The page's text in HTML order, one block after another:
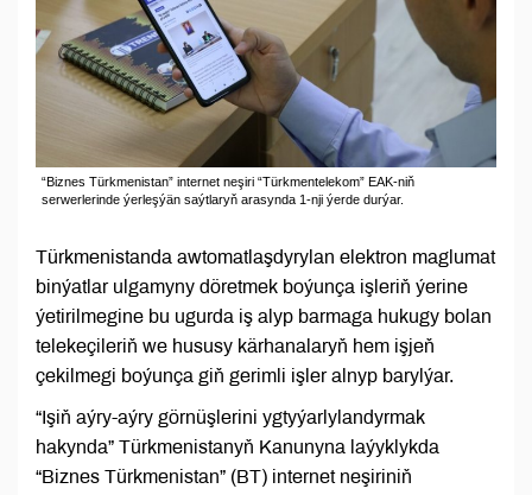
“Biznes Türkmenistan” internet neşiri “Türkmentelekom” EAK-niň
serwerlerinde ýerleşýän saýtlaryň arasynda 1-nji ýerde durýar.
Türkmenistanda awtomatlaşdyrylan elektron maglumat
binýatlar ulgamyny döretmek boýunça işleriň ýerine
ýetirilmegine bu ugurda iş alyp barmaga hukugy bolan
telekeçileriň we hususy kärhanalaryň hem işjeň
çekilmegi boýunça giň gerimli işler alnyp barylýar.
“Işiň aýry-aýry görnüşlerini ygtyýarlylandyrmak
hakynda” Türkmenistanyň Kanunyna laýyklykda
“Biznes Türkmenistan” (BT) internet neşiriniň